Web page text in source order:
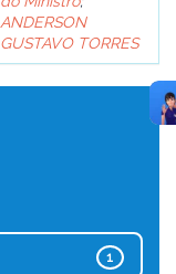
ANDERSON
GUSTAVO TORRES
1